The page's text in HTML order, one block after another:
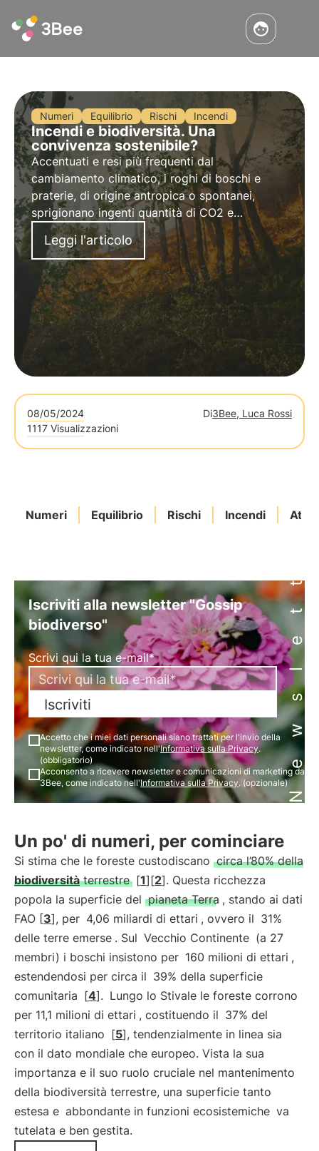
Numeri Equilibrio Rischi Incendi
Incendi e biodiversità. Una
convivenza sostenibile?
Accentuati e resi più frequenti dal
cambiamento climatico, i roghi di boschi e
praterie, di origine antropica o spontanei,
sprigionano ingenti quantità di CO2 e
modificano l’ecosistema forestale con impatti
diversificati e spesso duraturi sulla
vegetazione, sul suolo, e sulla fauna selvatica.
Leggi l'articolo
08/05/2024 Di3Bee, Luca Rossi
1117 Visualizzazioni
Numeri Equilibrio Rischi Incendi Newsletter
Iscriviti alla newsletter "Gossip
biodiverso"
Scrivi qui la tua e-mail*
Iscriviti
Accetto che i miei dati personali siano trattati per l'invio della
newsletter, come indicato nell'Informativa sulla Privacy.
(obbligatorio)
Acconsento a ricevere newsletter e comunicazioni di marketing da
3Bee, come indicato nell'Informativa sulla Privacy. (opzionale)
Un po' di numeri, per cominciare
Si stima che le foreste custodiscano circa l’80% della
biodiversitàterrestre [1][2]. Questa ricchezza
popola la superficie del pianeta Terra , stando ai dati
FAO [3], per 4,06 miliardi di ettari , ovvero il 31%
delle terre emerse . Sul Vecchio Continente (a 27
membri) i boschi insistono per 160 milioni di ettari ,
estendendosi per circa il 39% della superficie
comunitaria [4]. Lungo lo Stivale le foreste corrono
per 11,1 milioni di ettari , costituendo il 37% del
territorio italiano [5], tendenzialmente in linea sia
con il dato mondiale che europeo. Vista la sua
importanza e il suo ruolo cruciale nel mantenimento
della biodiversità terrestre, una superficie tanto
estesa e abbondante in funzioni ecosistemiche va
tutelata e ben gestita.